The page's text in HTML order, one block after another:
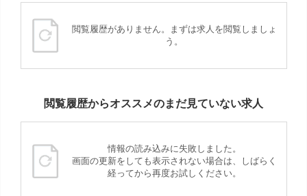
閲覧履歴がありません。まずは求人を閲覧しましょ
う。
閲覧履歴からオススメのまだ見ていない求人
情報の読み込みに失敗しました。
画面の更新をしても表示されない場合は、しばらく
経ってから再度お試しください。